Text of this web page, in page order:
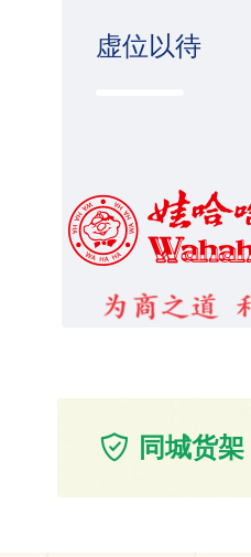
虚位以待
同城货架